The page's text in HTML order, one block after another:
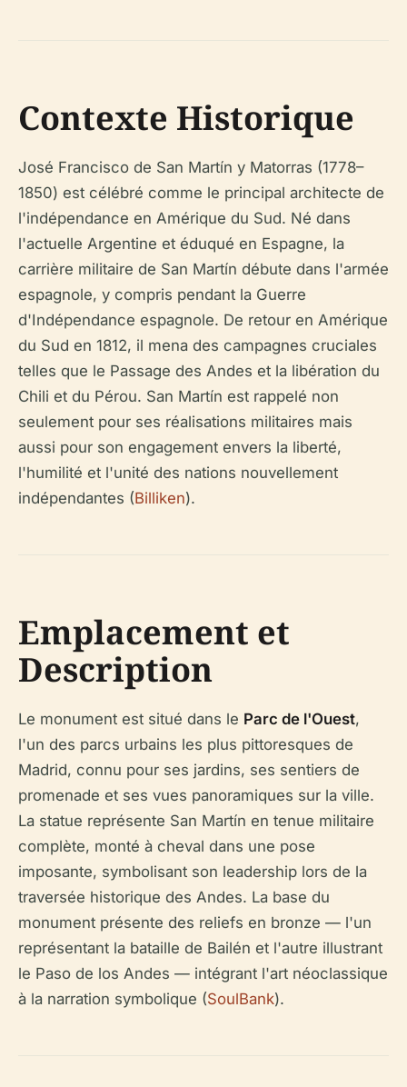
Contexte Historique
José Francisco de San Martín y Matorras (1778–
1850) est célébré comme le principal architecte de
l'indépendance en Amérique du Sud. Né dans
l'actuelle Argentine et éduqué en Espagne, la
carrière militaire de San Martín débute dans l'armée
espagnole, y compris pendant la Guerre
d'Indépendance espagnole. De retour en Amérique
du Sud en 1812, il mena des campagnes cruciales
telles que le Passage des Andes et la libération du
Chili et du Pérou. San Martín est rappelé non
seulement pour ses réalisations militaires mais
aussi pour son engagement envers la liberté,
l'humilité et l'unité des nations nouvellement
indépendantes (Billiken).
Emplacement et
Description
Le monument est situé dans le Parc de l'Ouest,
l'un des parcs urbains les plus pittoresques de
Madrid, connu pour ses jardins, ses sentiers de
promenade et ses vues panoramiques sur la ville.
La statue représente San Martín en tenue militaire
complète, monté à cheval dans une pose
imposante, symbolisant son leadership lors de la
traversée historique des Andes. La base du
monument présente des reliefs en bronze — l'un
représentant la bataille de Bailén et l'autre illustrant
le Paso de los Andes — intégrant l'art néoclassique
à la narration symbolique (SoulBank).